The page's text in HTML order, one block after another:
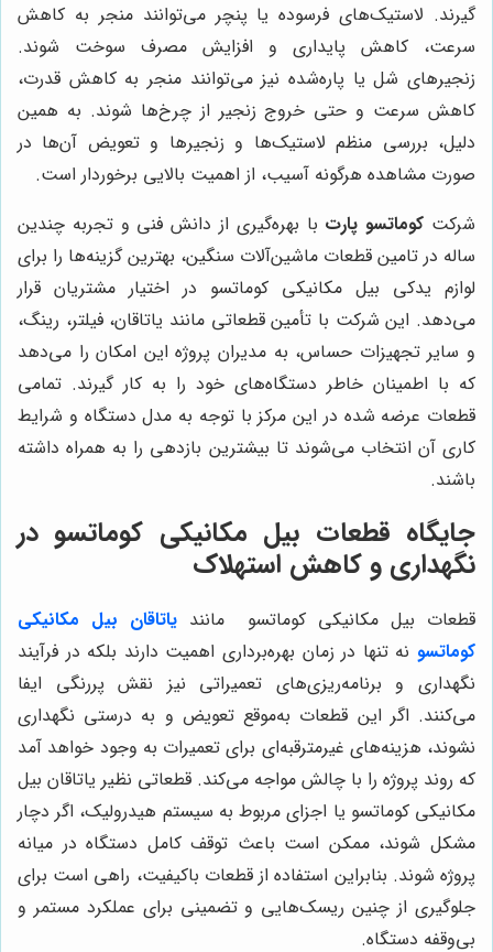
گیرند. لاستیک‌های فرسوده یا پنچر می‌توانند منجر به کاهش
سرعت، کاهش پایداری و افزایش مصرف سوخت شوند.
زنجیرهای شل یا پاره‌شده نیز می‌توانند منجر به کاهش قدرت،
کاهش سرعت و حتی خروج زنجیر از چرخ‌ها شوند. به همین
دلیل، بررسی منظم لاستیک‌ها و زنجیرها و تعویض آن‌ها در
صورت مشاهده هرگونه آسیب، از اهمیت بالایی برخوردار است.
شرکت کوماتسو پارت با بهره‌گیری از دانش فنی و تجربه چندین
ساله در تامین قطعات ماشین‌آلات سنگین، بهترین گزینه‌ها را برای
لوازم یدکی بیل مکانیکی کوماتسو در اختیار مشتریان قرار
می‌دهد. این شرکت با تأمین قطعاتی مانند یاتاقان، فیلتر، رینگ،
و سایر تجهیزات حساس، به مدیران پروژه این امکان را می‌دهد
که با اطمینان خاطر دستگاه‌های خود را به کار گیرند. تمامی
قطعات عرضه شده در این مرکز با توجه به مدل دستگاه و شرایط
کاری آن انتخاب می‌شوند تا بیشترین بازدهی را به همراه داشته
باشند.
جایگاه قطعات بیل مکانیکی کوماتسو در
نگهداری و کاهش استهلاک
قطعات بیل مکانیکی کوماتسو مانندیاتاقان بیل مکانیکی
کوماتسو نه تنها در زمان بهره‌برداری اهمیت دارند بلکه در فرآیند
نگهداری و برنامه‌ریزی‌های تعمیراتی نیز نقش پررنگی ایفا
می‌کنند. اگر این قطعات به‌موقع تعویض و به درستی نگهداری
نشوند، هزینه‌های غیرمترقبه‌ای برای تعمیرات به وجود خواهد آمد
که روند پروژه را با چالش مواجه می‌کند. قطعاتی نظیر یاتاقان بیل
مکانیکی کوماتسو یا اجزای مربوط به سیستم هیدرولیک، اگر دچار
مشکل شوند، ممکن است باعث توقف کامل دستگاه در میانه
پروژه شوند. بنابراین استفاده از قطعات باکیفیت، راهی است برای
جلوگیری از چنین ریسک‌هایی و تضمینی برای عملکرد مستمر و
بی‌وقفه دستگاه.